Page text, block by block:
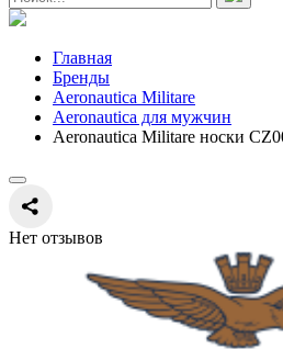
Главная
Бренды
Aeronautica Militare
Aeronautica для мужчин
Aeronautica Militare носки
Нет отзывов